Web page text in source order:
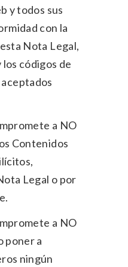
y todos sus
con la
Nota Legal,
los códigos de
a NO
Contenidos
Legal o por
a NO
poner a
ningún